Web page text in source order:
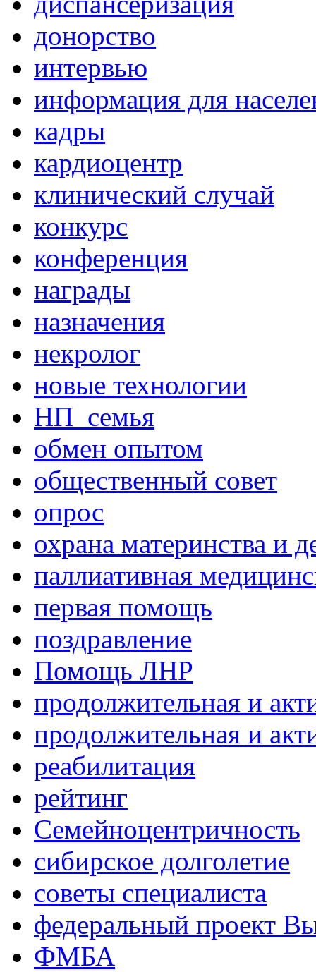
донорство
интервью
информация для
кадры
кардиоцентр
клинический случай
конкурс
конференция
награды
назначения
некролог
новые технологии
НП_семья
обмен опытом
общественный совет
опрос
охрана материнства и
паллиативная
первая помощь
поздравление
Помощь ЛНР
продолжительная и
продолжительная и
реабилитация
рейтинг
Семейноцентричность
сибирское долголетие
советы специалиста
федеральный проект
ФМБА